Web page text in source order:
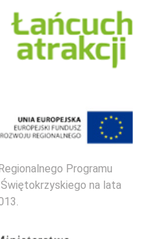
Programu
na lata